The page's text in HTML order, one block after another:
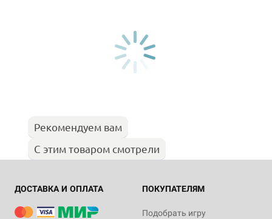
Рекомендуем вам
С этим товаром смотрели
ДОСТАВКА И ОПЛАТА ПОКУПАТЕЛЯМ
Подобрать игру